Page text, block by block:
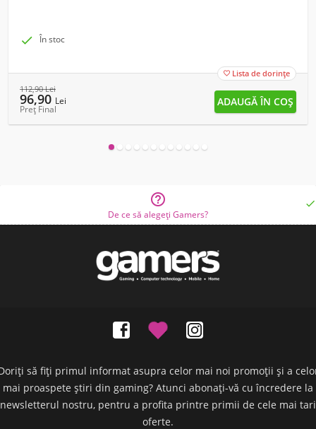
 În stoc
 Lista de dorințe
112,90Lei
96,90 Lei
Preț Final

De ce să alegeți Gamers?

să fiți primul informat asupra celor mai noi promoții și a
mai proaspete știri din gaming? Atunci abonați-vă cu încredere la
newsletterul nostru, pentru a profita printre primii de cele mai tari
oferte.